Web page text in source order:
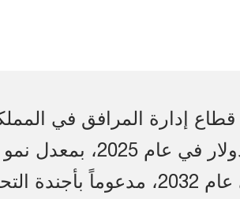
إدارة المرافق في
العربية السعودية 50 مليار دولار في عام 2025، بمعدل نمو
سنوي متوقع قدره 7% حتى عام 2032، مدعوماً